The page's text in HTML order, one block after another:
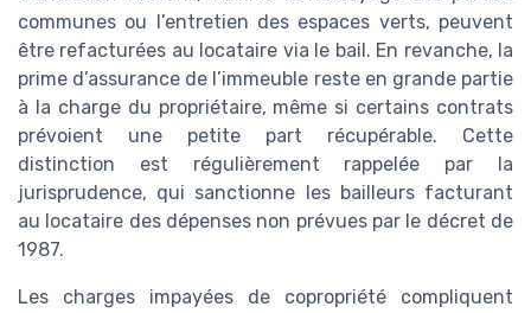
communes ou l’entretien des espaces verts, peuvent
être refacturées au locataire via le bail. En revanche, la
prime d’assurance de l’immeuble reste en grande partie
à la charge du propriétaire, même si certains contrats
prévoient une petite part récupérable. Cette
distinction est régulièrement rappelée par la
jurisprudence, qui sanctionne les bailleurs facturant
au locataire des dépenses non prévues par le décret de
1987.
Les charges impayées de copropriété compliquent